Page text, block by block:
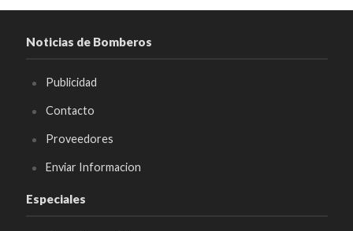
Noticias de Bomberos
Publicidad
Contacto
Proveedores
Enviar Informacion
Especiales